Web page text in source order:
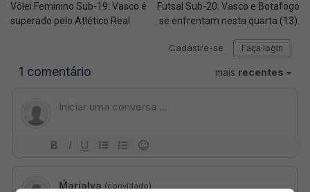
Vôlei Feminino Sub-19: Vasco é
superado pelo Atlético Real
Futsal Sub-20: Vasco e Botafogo
se enfrentam nesta quarta (13).